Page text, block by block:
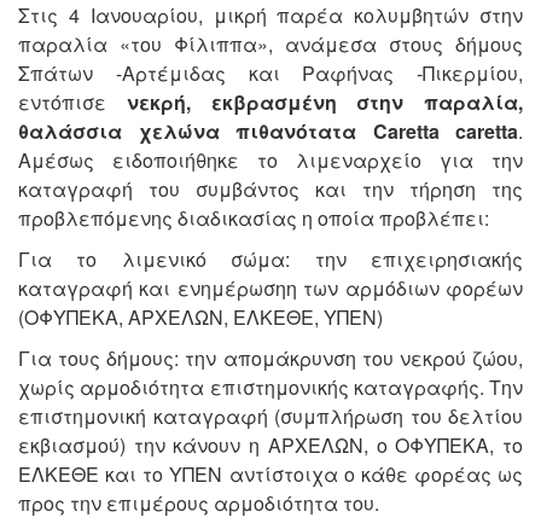
Στις 4 Ιανουαρίου, μικρή παρέα κολυμβητών στην
παραλία «του Φίλιππα», ανάμεσα στους δήμους
Σπάτων -Αρτέμιδας και Ραφήνας -Πικερμίου,
εντόπισε νεκρή, εκβρασμένη στην παραλία,
θαλάσσια χελώνα πιθανότατα Caretta caretta.
Αμέσως ειδοποιήθηκε το λιμεναρχείο για την
καταγραφή του συμβάντος και την τήρηση της
προβλεπόμενης διαδικασίας η οποία προβλέπει:
Για το λιμενικό σώμα: την επιχειρησιακής
καταγραφή και ενημέρωσηη των αρμόδιων φορέων
(ΟΦΥΠΕΚΑ, ΑΡΧΕΛΩΝ, ΕΛΚΕΘΕ, ΥΠΕΝ)
Για τους δήμους: την απομάκρυνση του νεκρού ζώου,
χωρίς αρμοδιότητα επιστημονικής καταγραφής. Την
επιστημονική καταγραφή (συμπλήρωση του δελτίου
εκβιασμού) την κάνουν η ΑΡΧΕΛΩΝ, ο ΟΦΥΠΕΚΑ, το
ΕΛΚΕΘΕ και το ΥΠΕΝ αντίστοιχα ο κάθε φορέας ως
προς την επιμέρους αρμοδιότητα του.